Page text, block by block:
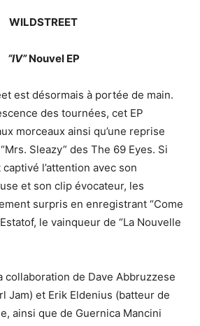
WILDSTREET
“IV”Nouvel EP
est désormais à portée de main.
des tournées, cet EP
morceaux ainsi qu’une reprise
Sleazy” des The 69 Eyes. Si
captivé l’attention avec son
et son clip évocateur, les
surpris en enregistrant “Come
le vainqueur de “La Nouvelle
collaboration de Dave Abbruzzese
Jam) et Erik Eldenius (batteur de
ainsi que de Guernica Mancini